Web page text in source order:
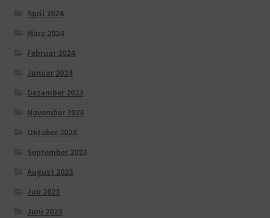
April 2024
März 2024
Februar 2024
Januar 2024
Dezember 2023
November 2023
Oktober 2023
September 2023
August 2023
Juli 2023
Juni 2023